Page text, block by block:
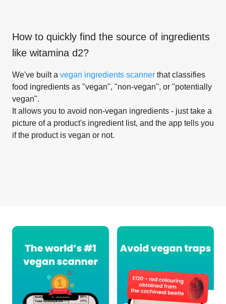
How to quickly find the source of ingredients
like witamina d2?
We've built a vegan ingredients scanner that classifies
food ingredients as "vegan", "non-vegan", or "potentially
vegan".
It allows you to avoid non-vegan ingredients - just take a
picture of a product's ingredient list, and the app tells you
if the product is vegan or not.